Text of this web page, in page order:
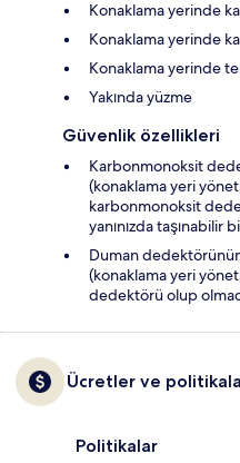
Konaklama yerinde
Konaklama yerinde
Konaklama yerinde
Yakında yüzme
Güvenlik özellikleri
Karbonmonoksit
(konaklama yeri
karbonmonoksit
yanınızda
Duman
(konaklama yeri
dedektörü olup
Ücretler ve
Politikalar